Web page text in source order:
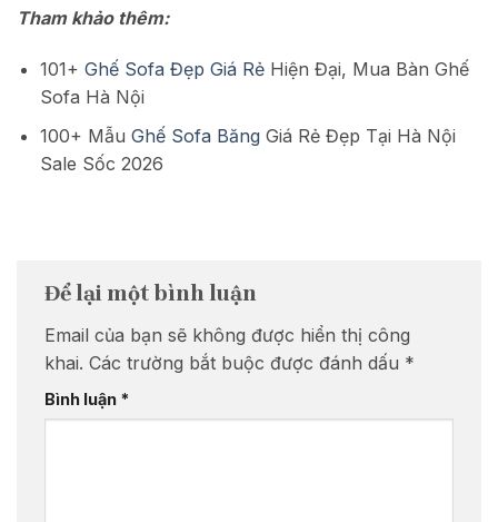
Tham khảo thêm:
101+ Ghế Sofa Đẹp Giá RẻHiện Đại, Mua Bàn Ghế
Sofa Hà Nội
100+ Mẫu Ghế Sofa Băng Giá Rẻ Đẹp Tại Hà Nội
Sale Sốc 2026
Để lại một bình luận
Email của bạn sẽ không được hiển thị công
khai. Các trường bắt buộc được đánh dấu *
Bình luận *